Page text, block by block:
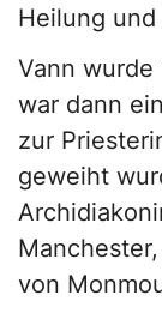
Heilung und
Vann
war dann
zur
geweiht
von